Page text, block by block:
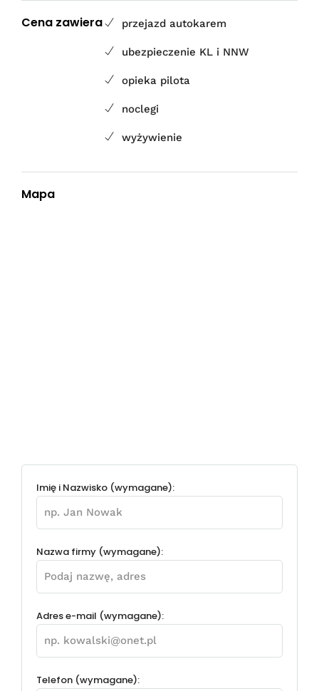
Cena zawiera przejazd autokarem
ubezpieczenie KL i NNW
opieka pilota
noclegi
wyżywienie
Mapa
Imię i Nazwisko (wymagane):
Nazwa firmy (wymagane):
Adres e-mail (wymagane):
Telefon (wymagane):